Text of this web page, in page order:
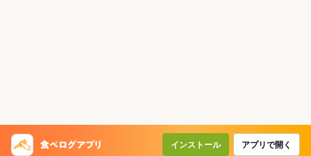
インストール アプリで開く